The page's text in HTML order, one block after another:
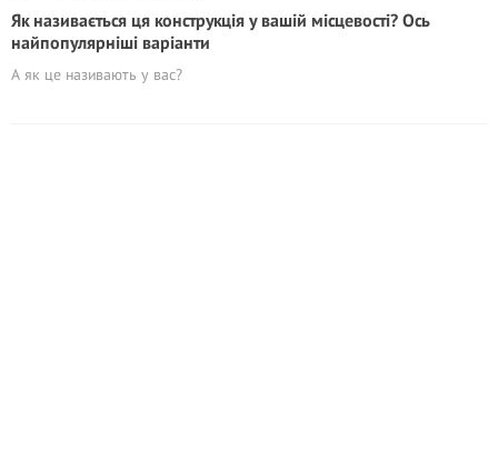
Як називається ця конструкція у вашій місцевості? Ось
найпопулярніші варіанти
А як це називають у вас?